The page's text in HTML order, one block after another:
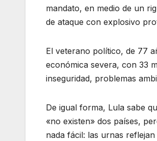
mandato, en medio de un
de ataque con explosivo
El veterano político, de 77
económica severa, con 33
inseguridad, problemas
De igual forma, Lula sabe
«no existen» dos países,
nada fácil: las urnas